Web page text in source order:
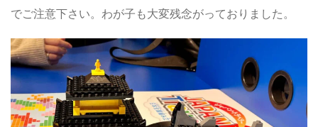
でご注意下さい。わが子も大変残念がっておりました。